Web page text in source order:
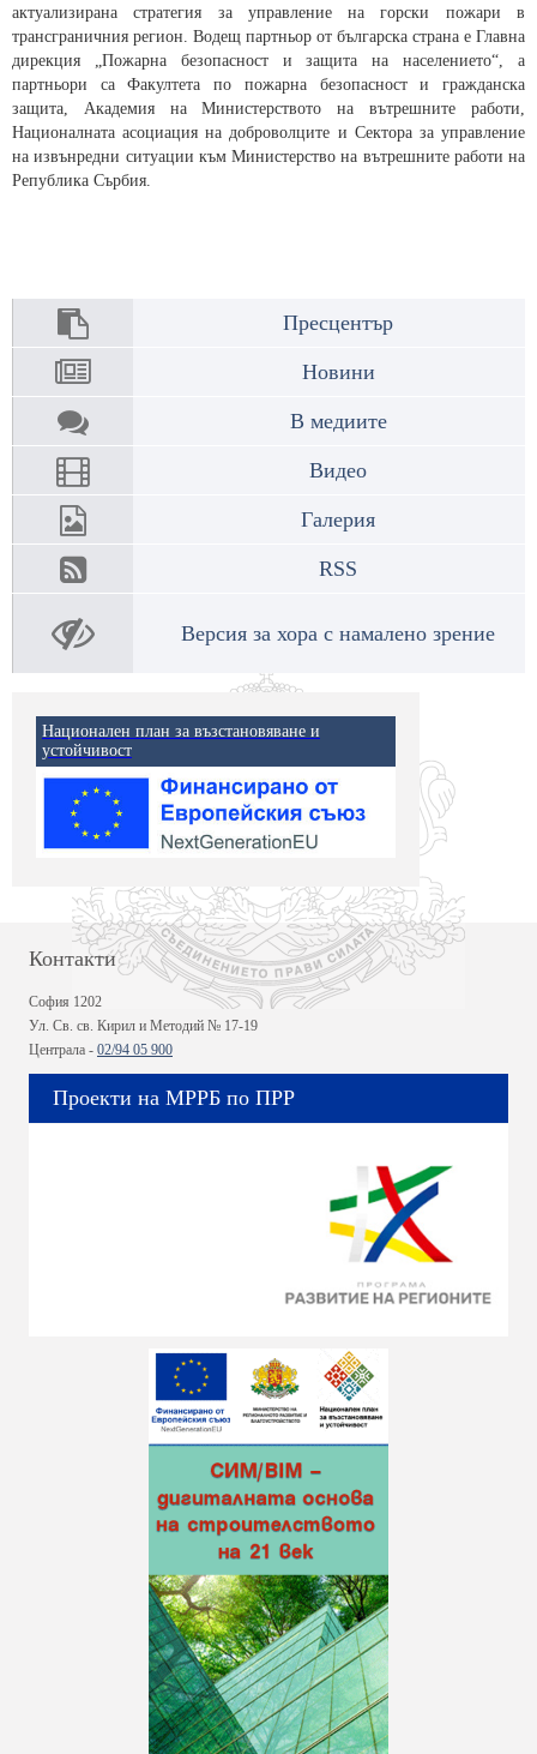
актуализирана стратегия за управление на горски пожари в
трансграничния регион. Водещ партньор от българска страна е Главна
дирекция „Пожарна безопасност и защита на населението“, а
партньори са Факултета по пожарна безопасност и гражданска
защита, Академия на Министерството на вътрешните работи,
Националната асоциация на доброволците и Сектора за управление
на извънредни ситуации към Министерство на вътрешните работи на
Република Сърбия.
Пресцентър
Новини
В медиите
Видео
Галерия
RSS
Версия за хора с намалено зрение
Национален план за възстановяване и
устойчивост
Контакти
София 1202
Ул. Св. св. Кирил и Методий № 17-19
Централа - 02/94 05 900
Проекти на МРРБ по ПРР